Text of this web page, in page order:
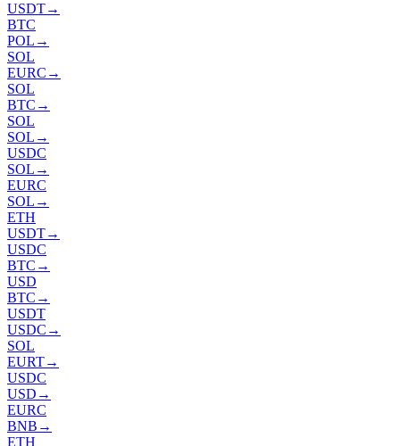
USDT→
BTC
POL →
SOL
EURC →
SOL
BTC →
SOL
SOL →
USDC
SOL →
EURC
SOL →
ETH
USDT→
USDC
BTC →
USD
BTC →
USDT
USDC →
SOL
EURT→
USDC
USD →
EURC
BNB →
ETH